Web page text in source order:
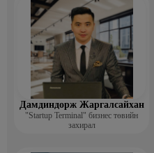
Дамдиндорж Жаргалсайхан
"Startup Terminal" бизнес төвийн
захирал